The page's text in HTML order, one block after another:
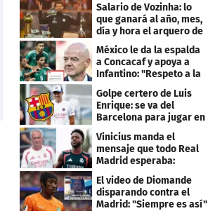
Salario de Vozinha: lo
que ganará al año, mes,
día y hora el arquero de
Cabo Verde
México le da la espalda
a Concacaf y apoya a
Infantino: "Respeto a la
gobernanza"
Golpe certero de Luis
Enrique: se va del
Barcelona para jugar en
el PSG
Vinicius manda el
mensaje que todo Real
Madrid esperaba:
"Mourinho..."
El video de Diomande
disparando contra el
Madrid: "Siempre es así"